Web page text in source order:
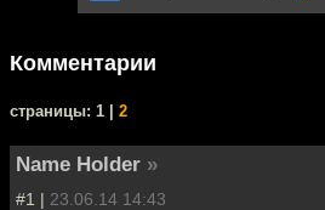
Комментарии
cтраницы: 1 | 2
Name Holder »
#1 | 23.06.14 14:43